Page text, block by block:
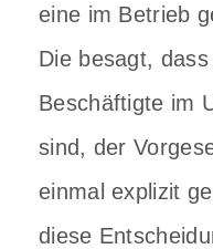
eine im Betrieb
Die besagt,
Beschäftigte im
sind, der
einmal explizit
diese